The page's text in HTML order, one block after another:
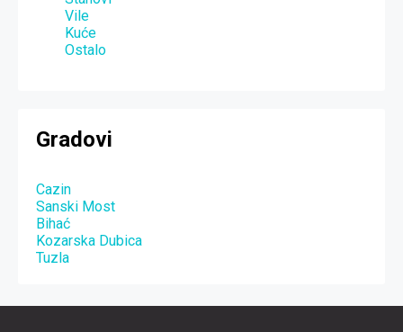
Vile
Kuće
Ostalo
Gradovi
Cazin
Sanski Most
Bihać
Kozarska Dubica
Tuzla